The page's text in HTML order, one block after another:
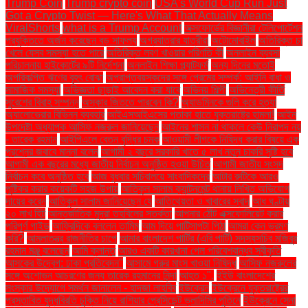
Trump Coin Trump crypto coin USA's World Cup Run Just
Got a Crypto Twist — Here's What That Actually Means
ViralShorts what is a Trump Account অক্সফোর্ডের বিজ্ঞানীরা টেলিপোর্টেশন
প্রযুক্তিতে অর্জন করেছেন বড় সাফল্য অগ্রযাত্রার যাত্রীরা অটোমোবাইল অতিরিক্ত চা
খেলে যেসব সমস্যা হতে পারে অতিরিক্ত লবণ খাওয়ার পরিণতি কী অনলাইন ব্যবসা
পরিচালনায় হাইকোর্টের ৯টি নির্দেশনা অনলাইন শিক্ষা প্ল্যাটফর্ম অন্য দিনের মতোই
অপরিকল্পিত ঋণের বৃহৎ বোঝা অপ্রাপ্তবয়স্কদের সঙ্গে প্রেমের সম্পর্ক: আইনি বাধা ও
সামাজিক সমস্যা অভিজ্ঞতা ছাড়াই আবেদন করা যাবে অভিনয় শিল্পী অভিনেত্রী কীর্তি
সুরেশের বিবাহ সম্পন্ন অস্কার জিততে পারবেন কি? অ্যাডমিনকে গুলি করে হত্যা
অ্যালোভেরার বিভিন্ন ব্যবহার আইএসআইএসের পতাকা হাতে যুক্তরাষ্ট্রে হামলা! আইন
উপদেষ্টা অধ্যাপক আসিফ নজরুল জানিয়েছেন আইনের শাসন না থাকলে কেউ নিরাপদ নয়
- তারেক রহমান আইপিএলে বেতন বৃদ্ধির চমক আওয়ামী লীগকে নিষিদ্ধ করার বিষয়ে এক
প্রশ্নের জবাবে মান্না বলেন আগামী ২ বছরে সরকারি খাতে ৫ লাখ নতুন চাকরি সৃষ্টি হবে
আগামী এক বছরের মধ্যে জাতীয় নির্বাচন অনুষ্ঠিত হওয়া উচিত আগামী জাতীয় সংসদ
নির্বাচন কবে অনুষ্ঠিত হবে আজ বুধবার সচিবালয়ে সাংবাদিকদের আটার রুটিকে আরও
পুষ্টিকর করার কয়েকটি সহজ উপায় আতিকুল সালাম ক্যান্টনমেন্ট থানায় লিখিত অভিযোগ
দায়ের করেন আতিকুল সালাম জানিয়েছেন যে আতিথেয়তা ও খাবারের স্বাদ আধ ঘণ্টায়
২০ লাখ হিট আন্তর্জাতিক মুদ্রা তহবিলের সতর্কতা আপনার ঠোঁট এক্সফোলিয়েট করার
পরিপূর্ণ গাইড আফ্রিদিকে বললেন তামিম আম দিয়ে পাটিসাপটা পিঠা আমরা কেন ভ্রমণ
করি? আমলাতন্ত্র রাজনীতির চাপে আমার বাংলাদেশ পার্টির (এবি পার্টি) সদস্যসচিব মজিবুর
রহমান মঞ্জু বলেছেন আমি ক্লান্ত আরও একটি কারখানা পেল পরিবেশবান্ধব স্বীকৃতি
আসকের উদ্বেগ: ঢাকা প্রতিবেদন" আসামে গরুর মাংস খাওয়া নিষিদ্ধ আসিফ নজরুলের
সঙ্গে অশোভন আচরণের জন্য তারেক রহমানের নিন্দা আহত ১". ইইউ বাংলাদেশের
সংস্কার উদ্যোগে সমর্থন জানালেন - হাদজা লাহবিব ইউক্রেন ইউক্রেনে যুক্তরাষ্ট্রের
প্রস্তাবিত যুদ্ধবিরতি চুক্তি নিয়ে রাশিয়ার প্রেসিডেন্ট ভ্লাদিমির পুতিনে ইউক্রেনে সেনা